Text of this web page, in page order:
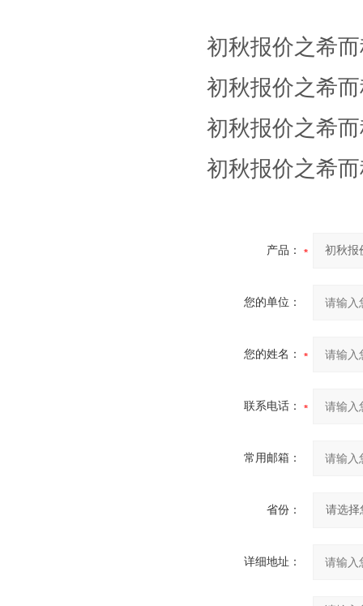
初秋报价之希
初秋报价之希
初秋报价之希
初秋报价之希
产品：
您的单位：
您的姓名：
联系电话：
常用邮箱：
省份：
详细地址：